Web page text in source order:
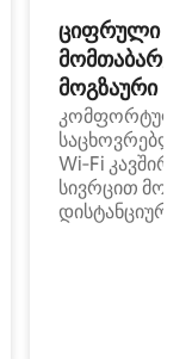
ციფრული
მოგზაური
კომფორტული
Wi‑Fi
სივრცით
დისტანციური